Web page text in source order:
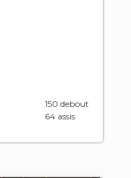
150 debout
64 assis